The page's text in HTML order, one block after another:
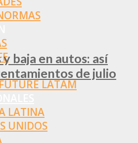
LATAM
LATINA
UNIDOS
baja en autos: así
de julio